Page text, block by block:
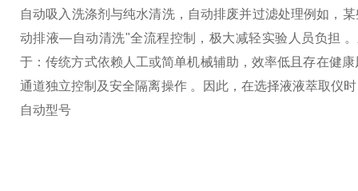
自动吸入洗涤剂与纯水清洗，自动排废并过滤处理例如，
动排液—自动清洗"全流程控制，极大减轻实验人员负担 。
于：传统方式依赖人工或简单机械辅助，效率低且存在健康
通道独立控制及安全隔离操作 。
因此，在选择液液萃取仪
自动型号